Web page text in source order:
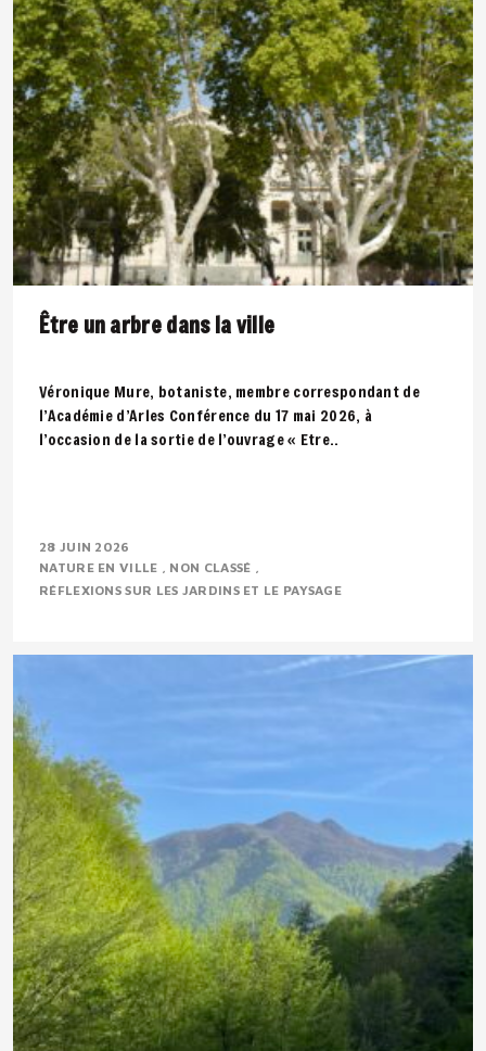
Être un arbre dans la ville
Véronique Mure, botaniste, membre correspondant de
l’Académie d’Arles Conférence du 17 mai 2026, à
l’occasion de la sortie de l’ouvrage « Etre..
28 JUIN 2026
NATURE EN VILLE
NON CLASSÉ
RÉFLEXIONS SUR LES JARDINS ET LE PAYSAGE